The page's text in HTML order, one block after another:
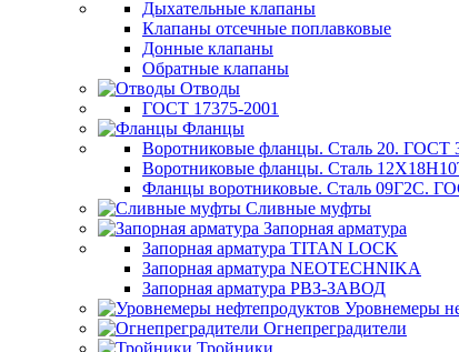
Дыхательные клапаны
Клапаны отсечные поплавковые
Донные клапаны
Обратные клапаны
Отводы
ГОСТ 17375-2001
Фланцы
Воротниковые фланцы. Сталь 20. ГОСТ
Воротниковые фланцы. Сталь
Фланцы воротниковые. Сталь 09Г2С.
Сливные муфты
Запорная арматура
Запорная арматура TITAN LOCK
Запорная арматура NEOTECHNIKA
Запорная арматура РВЗ-ЗАВОД
Уровнемеры
Огнепреградители
Тройники